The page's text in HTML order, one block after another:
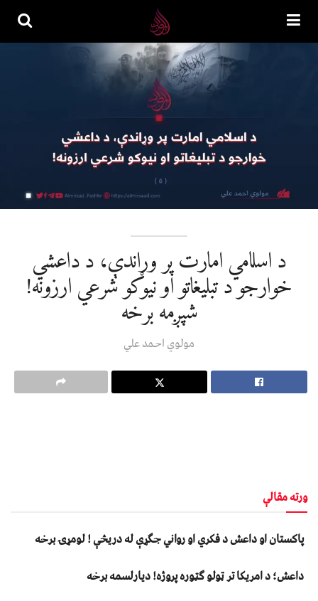
د اسلامي امارت پر وړاندې، د داعشي
خوارجو د تبليغاتو او نیوکو شرعي ارزونه!
شپږمه برخه
مولوي احمد علي
ورته مقالې
پاکستان او داعش د فکري او رواني جګړې له دریڅې ! لومړۍ برخه
داعش؛ د امریکا تر ټولو ګټوره پروژه! دیارلسمه برخه